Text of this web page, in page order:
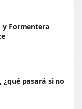
y Formentera
¿qué pasará si no